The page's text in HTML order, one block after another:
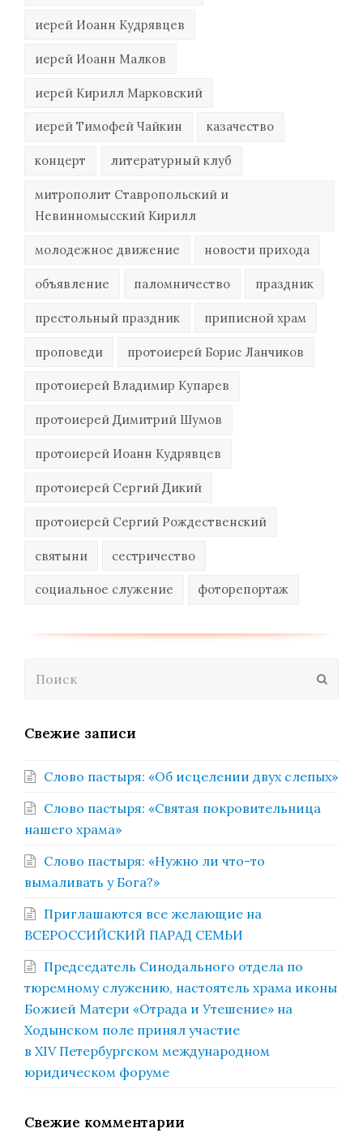
иерей Иоанн Кудрявцев
иерей Иоанн Малков
иерей Кирилл Марковский
иерей Тимофей Чайкин казачество
концерт литературный клуб
митрополит Ставропольский и
Невинномысский Кирилл
молодежное движение новости прихода
объявление паломничество праздник
престольный праздник приписной храм
проповеди протоиерей Борис Ланчиков
протоиерей Владимир Купарев
протоиерей Димитрий Шумов
протоиерей Иоанн Кудрявцев
протоиерей Сергий Дикий
протоиерей Сергий Рождественский
святыни сестричество
социальное служение фоторепортаж
Свежие записи
Слово пастыря: «Об исцелении двух слепых»
Слово пастыря: «Святая покровительница
нашего храма»
Слово пастыря: «Нужно ли что-то
вымаливать у Бога?»
Приглашаются все желающие на
ВСЕРОССИЙСКИЙ ПАРАД СЕМЬИ
Председатель Синодального отдела по
тюремному служению, настоятель храма иконы
Божией Матери «Отрада и Утешение» на
Ходынском поле принял участие
в XIV Петербургском международном
юридическом форуме
Свежие комментарии